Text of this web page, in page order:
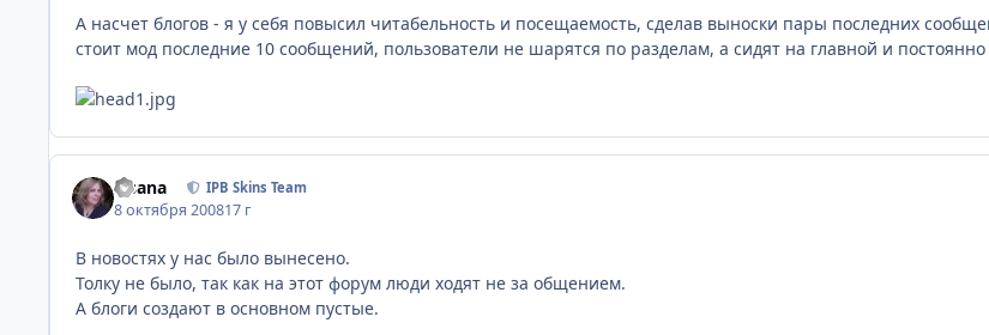
А насчет блогов - я у себя повысил читабельность и посещаемость, сделав выноски пары последних
стоит мод последние 10 сообщений, пользователи не шарятся по разделам, а сидят на главной и
Fisana IPB Skins Team
8 октября 200817 г
В новостях у нас было вынесено.
Толку не было, так как на этот форум люди ходят не за общением.
А блоги создают в основном пустые.